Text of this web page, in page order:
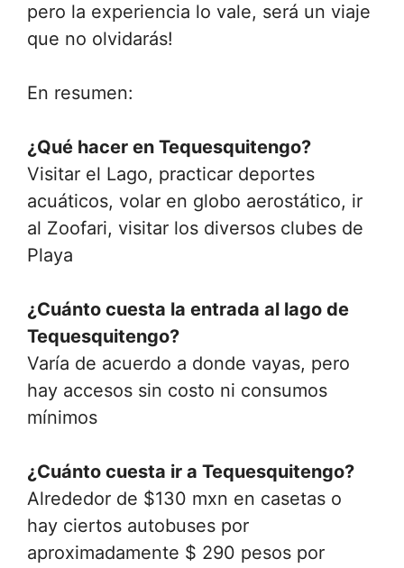
pero la experiencia lo vale, será un viaje
que no olvidarás!
En resumen:
¿Qué hacer en Tequesquitengo?
Visitar el Lago, practicar deportes
acuáticos, volar en globo aerostático, ir
al Zoofari, visitar los diversos clubes de
Playa
¿Cuánto cuesta la entrada al lago de
Tequesquitengo?
Varía de acuerdo a donde vayas, pero
hay accesos sin costo ni consumos
mínimos
¿Cuánto cuesta ir a Tequesquitengo?
Alrededor de $130 mxn en casetas o
hay ciertos autobuses por
aproximadamente $ 290 pesos por